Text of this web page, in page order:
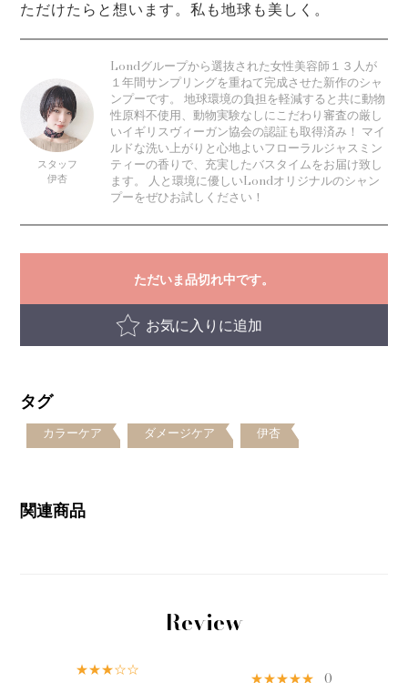
ただけたらと想います。私も地球も美しく。
スタッフ
伊杏
Londグループから選抜された女性美容師１３人が
１年間サンプリングを重ねて完成させた新作のシャ
ンプーです。 地球環境の負担を軽減すると共に動物
性原料不使用、動物実験なしにこだわり審査の厳し
いイギリスヴィーガン協会の認証も取得済み！ マイ
ルドな洗い上がりと心地よいフローラルジャスミン
ティーの香りで、充実したバスタイムをお届け致し
ます。 人と環境に優しいLondオリジナルのシャン
プーをぜひお試しください！
ただいま品切れ中です。
お気に入りに追加
タグ
カラーケア ダメージケア 伊杏
関連商品
Review
★★★☆☆ ★★★★★ 0